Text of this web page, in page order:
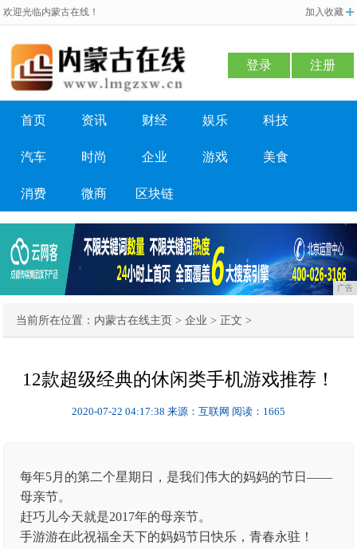
欢迎光临内蒙古在线！ 加入收藏
登录 注册
首页 资讯 财经 娱乐 科技
汽车 时尚 企业 游戏 美食
消费 微商 区块链
广告
当前所在位置： 内蒙古在线主页 >企业 > 正文 >
12款超级经典的休闲类手机游戏推荐！
2020-07-22 04:17:38 来源：互联网 阅读：1665
每年5月的第二个星期日，是我们伟大的妈妈的节日——
母亲节。
赶巧儿今天就是2017年的母亲节。
手游游在此祝福全天下的妈妈节日快乐，青春永驻！